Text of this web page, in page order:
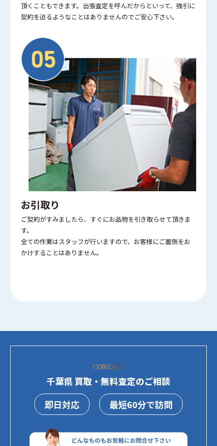
頂くこともできます。出張査定を呼んだからといって、強引に
契約を迫るようなことはありませんのでご安心下さい。
お引取り
ご契約がすみましたら、すぐにお品物を引き取らせて頂きま
す。
全ての作業はスタッフが行いますので、お客様にご面倒をお
かけすることはありません。
CONTACT
千葉県 買取・無料査定のご相談
即日対応
最短60分で訪問